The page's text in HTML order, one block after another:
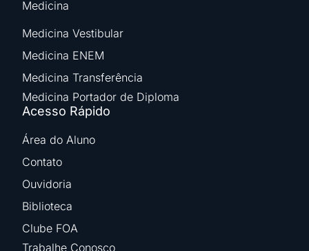
Medicina
Medicina Vestibular
Medicina ENEM
Medicina Transferência
Medicina Portador de Diploma
Acesso Rápido
Área do Aluno
Contato
Ouvidoria
Biblioteca
Clube FOA
Trabalhe Conosco